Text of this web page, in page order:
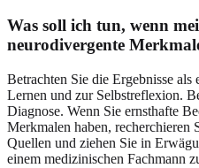
Was soll ich tun, wenn
neurodivergente
Betrachten Sie die Ergebnisse
Lernen und zur Selbstreflexion.
Diagnose. Wenn Sie ernsthafte
Merkmalen haben, recherchieren
Quellen und ziehen Sie in
einem medizinischen Fachmann